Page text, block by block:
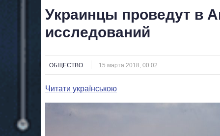
Украинцы проведут в
исследований
ОБЩЕСТВО 15 марта 2018, 00:02
Читати українською